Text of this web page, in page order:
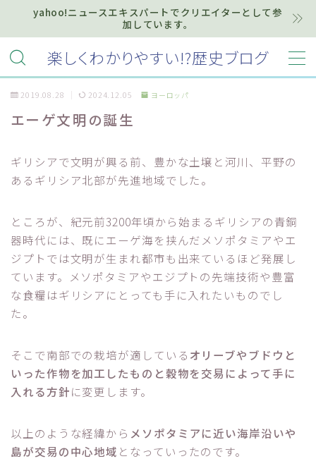
yahoo!ニュースエキスパートでクリエイターとして参
加しています。
楽しくわかりやすい!?歴史ブログ
MENU
ホーム
お知らせ『インフォメーション』
質問・お問い合わせ等はこちらまで
2019.08.28 2024.12.05 ヨーロッパ
エーゲ文明の誕生
ギリシアで文明が興る前、豊かな土壌と河川、平野の
あるギリシア北部が先進地域でした。
ところが、紀元前3200年頃から始まるギリシアの青銅
器時代には、既にエーゲ海を挟んだメソポタミアやエ
ジプトでは文明が生まれ都市も出来ているほど発展し
ています。メソポタミアやエジプトの先端技術や豊富
な食糧はギリシアにとっても手に入れたいものでし
た。
そこで南部での栽培が適している オリーブやブドウと
いった作物を加工したものと穀物を交易によって手に
入れる方針に変更します。
以上のような経緯から メソポタミアに近い海岸沿いや
島が交易の中心地域 となっていったのです。